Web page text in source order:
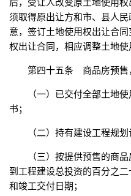
后，受让人改变原土地使用
须取得原出让方和市、县人
意，签订土地使用权出让合
权出让合同，相应调整土地使
第四十五条 商品房预售
（一）已交付全部土地
书；
（二）持有建设工程规划
（三）按提供预售的商
到工程建设总投资的百分之
和竣工交付日期；